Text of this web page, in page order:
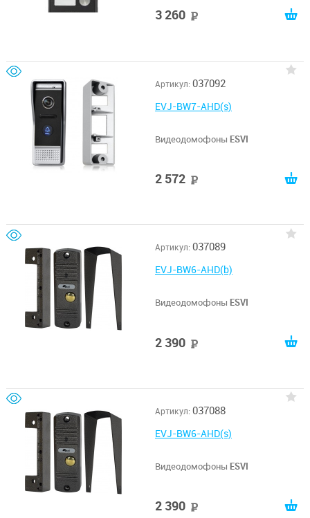
3 260
Артикул: 037092
EVJ-BW7-AHD(s)
Видеодомофоны ESVI
2 572
Артикул: 037089
EVJ-BW6-AHD(b)
Видеодомофоны ESVI
2 390
Артикул: 037088
EVJ-BW6-AHD(s)
Видеодомофоны ESVI
2 390